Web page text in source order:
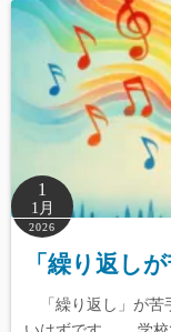
1
1月
2026
「繰り返し
「繰り返し」が苦